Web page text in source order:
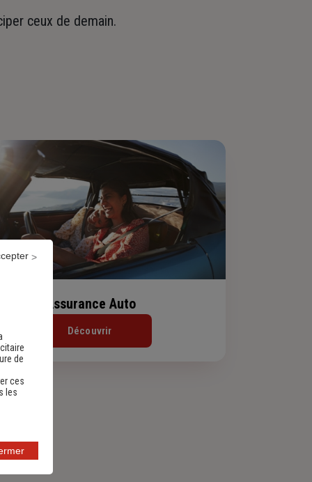
ceux de demain.
Assurance Auto
Découvrir
de
ces
les